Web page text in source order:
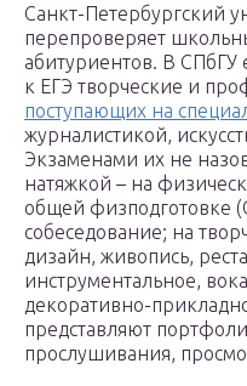
Санкт-Петербургский
перепроверяет
абитуриентов. В СПбГУ
к ЕГЭ творческие и
поступающих на
журналистикой,
Экзаменами их не
натяжкой – на
общей физподготовке
собеседование; на
дизайн, живопись,
инструментальное,
декоративно-
представляют
прослушивания,